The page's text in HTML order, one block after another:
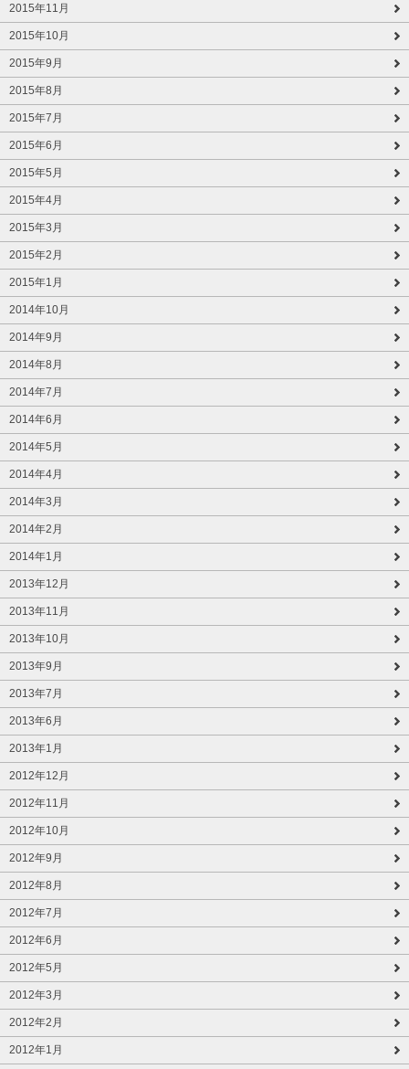
2015年11月
2015年10月
2015年9月
2015年8月
2015年7月
2015年6月
2015年5月
2015年4月
2015年3月
2015年2月
2015年1月
2014年10月
2014年9月
2014年8月
2014年7月
2014年6月
2014年5月
2014年4月
2014年3月
2014年2月
2014年1月
2013年12月
2013年11月
2013年10月
2013年9月
2013年7月
2013年6月
2013年1月
2012年12月
2012年11月
2012年10月
2012年9月
2012年8月
2012年7月
2012年6月
2012年5月
2012年3月
2012年2月
2012年1月